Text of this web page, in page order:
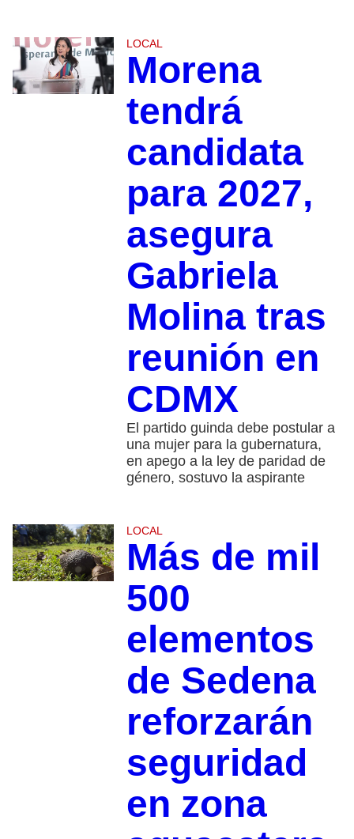
LOCAL
Morena
tendrá
candidata
para 2027,
asegura
Gabriela
Molina tras
reunión en
CDMX
El partido guinda debe postular a
una mujer para la gubernatura,
en apego a la ley de paridad de
género, sostuvo la aspirante
LOCAL
Más de mil
500
elementos
de Sedena
reforzarán
seguridad
en zona